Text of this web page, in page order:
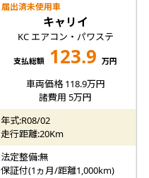
届出済未使用車
キャリイ
KC エアコン・パワステ
支払総額 123.9 万円
車両価格 118.9万円
諸費用 5万円
年式:R08/02
走行距離:20Km
法定整備:無
保証付(1ヵ月/距離1,000km)